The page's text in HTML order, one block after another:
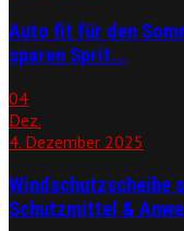
Auto fit für den
sparen Sprit...
04
Dez.
4. Dezember 2025
Windschutzscheibe
Schutzmittel &